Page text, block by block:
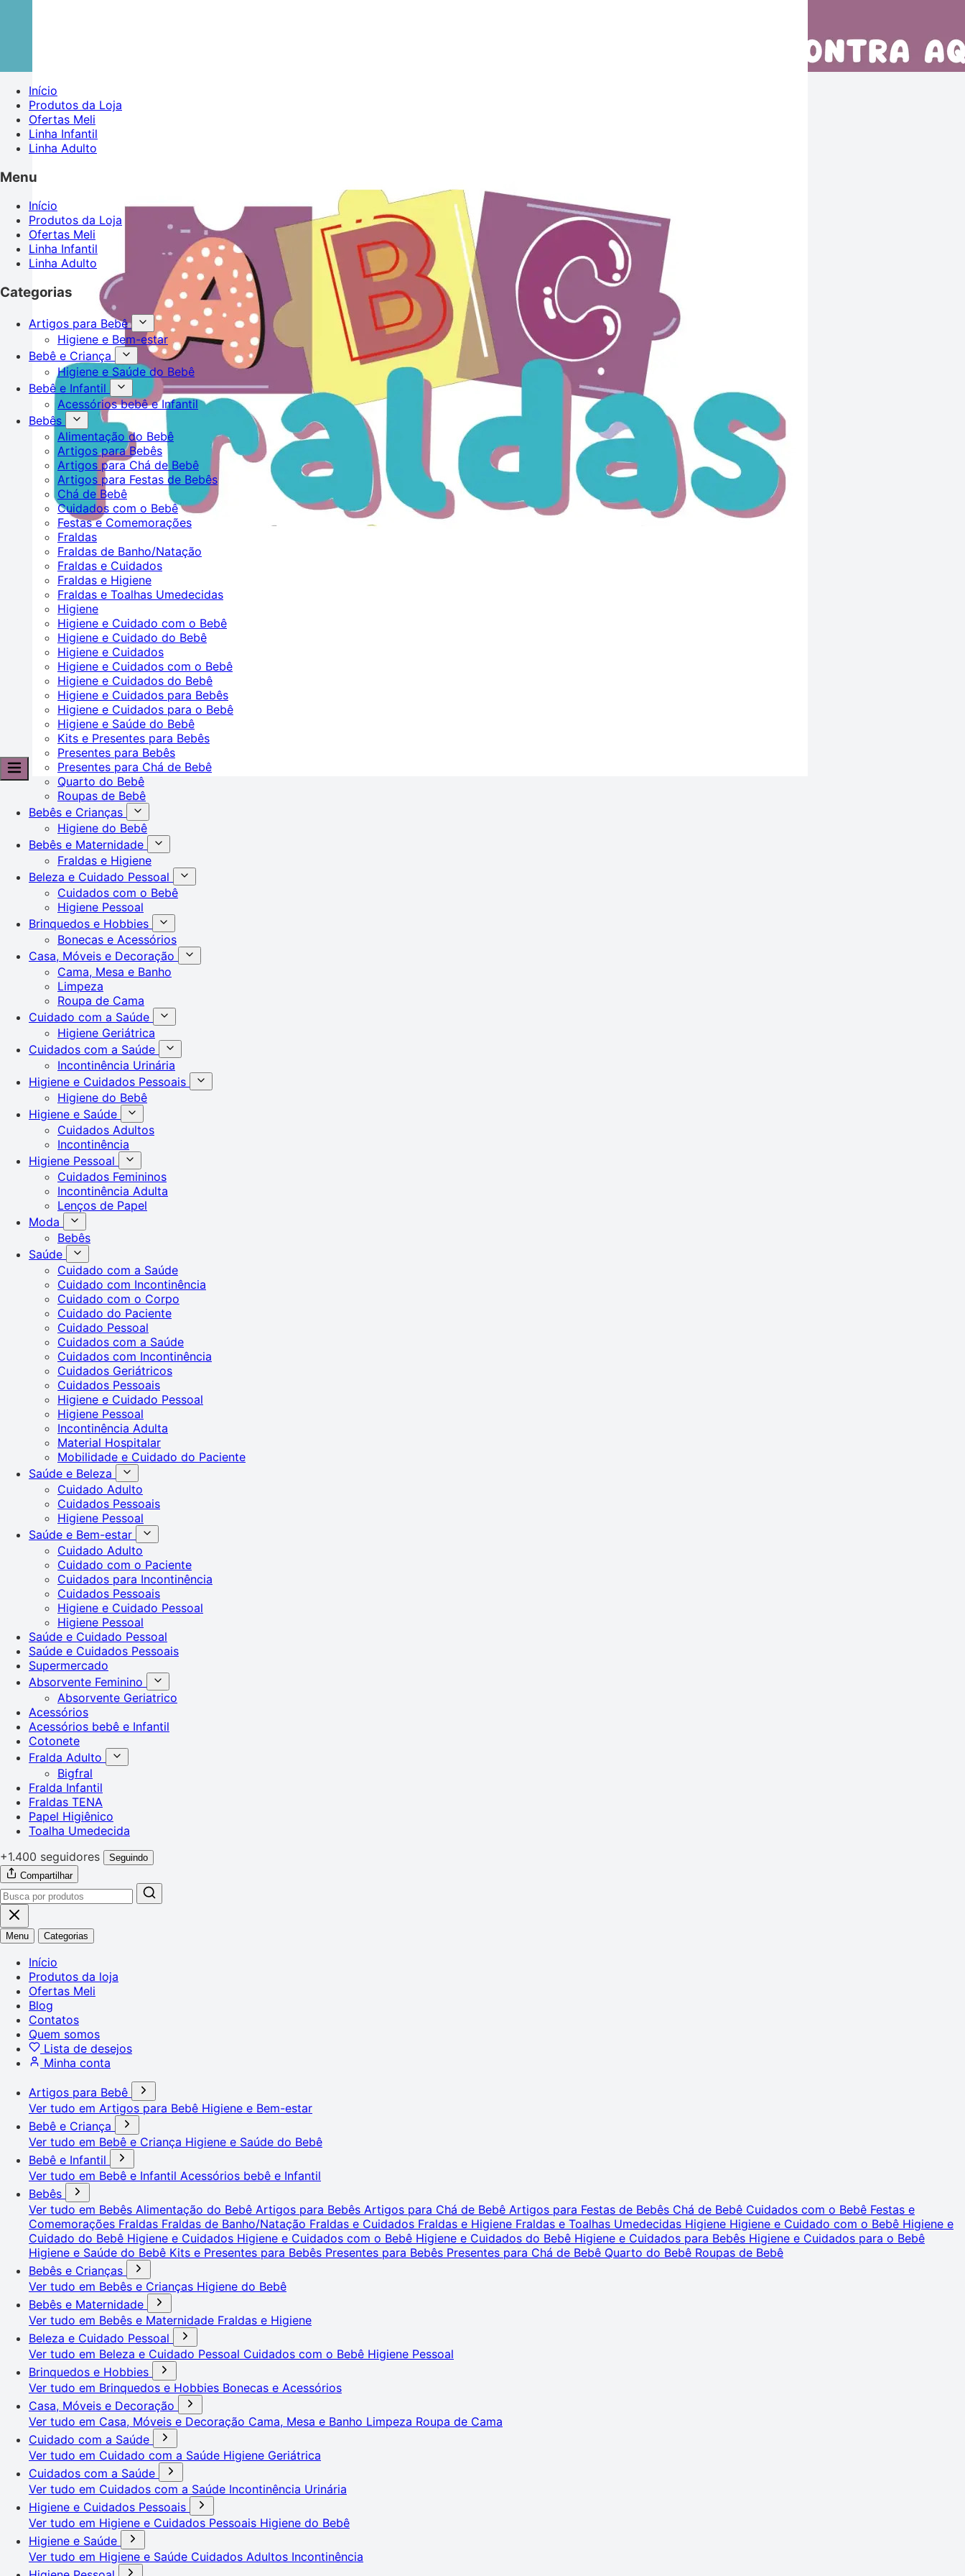
Início
Produtos da Loja
Ofertas Meli
Linha Infantil
Linha Adulto
Menu
Início
Produtos da Loja
Ofertas Meli
Linha Infantil
Linha Adulto
Categorias
Artigos para Bebê
Higiene e Bem-estar
Bebê e Criança
Higiene e Saúde do Bebê
Bebê e Infantil
Acessórios bebê e Infantil
Bebês
Alimentação do Bebê
Artigos para Bebês
Artigos para Chá de Bebê
Artigos para Festas de Bebês
Chá de Bebê
Cuidados com o Bebê
Festas e Comemorações
Fraldas
Fraldas de Banho/Natação
Fraldas e Cuidados
Fraldas e Higiene
Fraldas e Toalhas Umedecidas
Higiene
Higiene e Cuidado com o Bebê
Higiene e Cuidado do Bebê
Higiene e Cuidados
Higiene e Cuidados com o Bebê
Higiene e Cuidados do Bebê
Higiene e Cuidados para Bebês
Higiene e Cuidados para o Bebê
Higiene e Saúde do Bebê
Kits e Presentes para Bebês
Presentes para Bebês
Presentes para Chá de Bebê
Quarto do Bebê
Roupas de Bebê
Bebês e Crianças
Higiene do Bebê
Bebês e Maternidade
Fraldas e Higiene
Beleza e Cuidado Pessoal
Cuidados com o Bebê
Higiene Pessoal
Brinquedos e Hobbies
Bonecas e Acessórios
Casa, Móveis e Decoração
Cama, Mesa e Banho
Limpeza
Roupa de Cama
Cuidado com a Saúde
Higiene Geriátrica
Cuidados com a Saúde
Incontinência Urinária
Higiene e Cuidados Pessoais
Higiene do Bebê
Higiene e Saúde
Cuidados Adultos
Incontinência
Higiene Pessoal
Cuidados Femininos
Incontinência Adulta
Lenços de Papel
Moda
Bebês
Saúde
Cuidado com a Saúde
Cuidado com Incontinência
Cuidado com o Corpo
Cuidado do Paciente
Cuidado Pessoal
Cuidados com a Saúde
Cuidados com Incontinência
Cuidados Geriátricos
Cuidados Pessoais
Higiene e Cuidado Pessoal
Higiene Pessoal
Incontinência Adulta
Material Hospitalar
Mobilidade e Cuidado do Paciente
Saúde e Beleza
Cuidado Adulto
Cuidados Pessoais
Higiene Pessoal
Saúde e Bem-estar
Cuidado Adulto
Cuidado com o Paciente
Cuidados para Incontinência
Cuidados Pessoais
Higiene e Cuidado Pessoal
Higiene Pessoal
Saúde e Cuidado Pessoal
Saúde e Cuidados Pessoais
Supermercado
Absorvente Feminino
Absorvente Geriatrico
Acessórios
Acessórios bebê e Infantil
Cotonete
Fralda Adulto
Bigfral
Fralda Infantil
Fraldas TENA
Papel Higiênico
Toalha Umedecida
+1.400 seguidores
Seguindo
Compartilhar
Menu Categorias
Início
Produtos da loja
Ofertas Meli
Blog
Contatos
Quem somos
Lista de desejos
Minha conta
Artigos para Bebê
Ver tudo em Artigos para Bebê Higiene e Bem-estar
Bebê e Criança
Ver tudo em Bebê e Criança Higiene e Saúde do Bebê
Bebê e Infantil
Ver tudo em Bebê e Infantil Acessórios bebê e Infantil
Bebês
Ver tudo em Bebês Alimentação do Bebê Artigos para Bebês Artigos para Chá de Bebê Artigos para Festas de Bebês Chá de Bebê Cuidados com o Bebê Festas e
Comemorações Fraldas Fraldas de Banho/Natação Fraldas e Cuidados Fraldas e Higiene Fraldas e Toalhas Umedecidas Higiene Higiene e Cuidado com o Bebê Higiene e
Cuidado do Bebê Higiene e Cuidados Higiene e Cuidados com o Bebê Higiene e Cuidados do Bebê Higiene e Cuidados para Bebês Higiene e Cuidados para o Bebê
Higiene e Saúde do Bebê Kits e Presentes para Bebês Presentes para Bebês Presentes para Chá de Bebê Quarto do Bebê Roupas de Bebê
Bebês e Crianças
Ver tudo em Bebês e Crianças Higiene do Bebê
Bebês e Maternidade
Ver tudo em Bebês e Maternidade Fraldas e Higiene
Beleza e Cuidado Pessoal
Ver tudo em Beleza e Cuidado Pessoal Cuidados com o Bebê Higiene Pessoal
Brinquedos e Hobbies
Ver tudo em Brinquedos e Hobbies Bonecas e Acessórios
Casa, Móveis e Decoração
Ver tudo em Casa, Móveis e Decoração Cama, Mesa e Banho Limpeza Roupa de Cama
Cuidado com a Saúde
Ver tudo em Cuidado com a Saúde Higiene Geriátrica
Cuidados com a Saúde
Ver tudo em Cuidados com a Saúde Incontinência Urinária
Higiene e Cuidados Pessoais
Ver tudo em Higiene e Cuidados Pessoais Higiene do Bebê
Higiene e Saúde
Ver tudo em Higiene e Saúde Cuidados Adultos Incontinência